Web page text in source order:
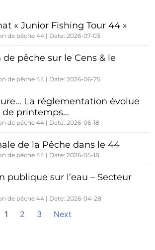
« Junior Fishing Tour 44 »
de pêche 44 Date: 2026-07-03
pêche sur le Cens & le
de pêche 44 Date: 2026-06-25
La réglementation évolue
printemps…
de pêche 44 Date: 2026-06-18
de la Pêche dans le 44
de pêche 44 Date: 2026-05-18
publique sur l’eau – Secteur
de pêche 44 Date: 2026-04-28
1 2 3 Next